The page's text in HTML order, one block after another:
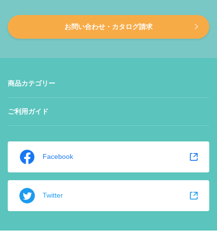
お問い合わせ・カタログ請求
商品カテゴリー
ご利用ガイド
Facebook
Twitter